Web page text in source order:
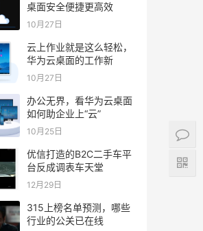
桌面安全便捷更高效
10月27日
云上作业就是这么轻松，
华为云桌面的工作新
10月27日
办公无界，看华为云桌面
如何助企业上“云”
10月25日
优信打造的B2C二手车平
台反成调表车天堂
12月29日
315上榜名单预测，哪些
行业的公关已在线